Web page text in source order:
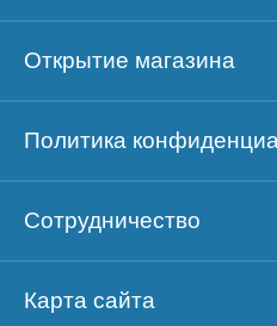
Открытие магазина
Политика
Сотрудничество
Карта сайта